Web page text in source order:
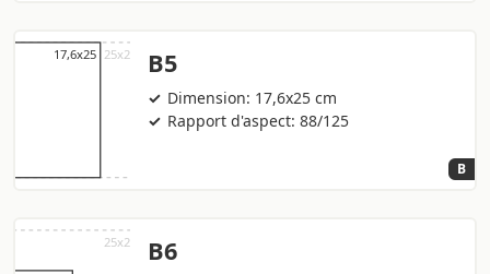
B5
Dimension: 17,6x25 cm
Rapport d'aspect: 88/125
B
B6